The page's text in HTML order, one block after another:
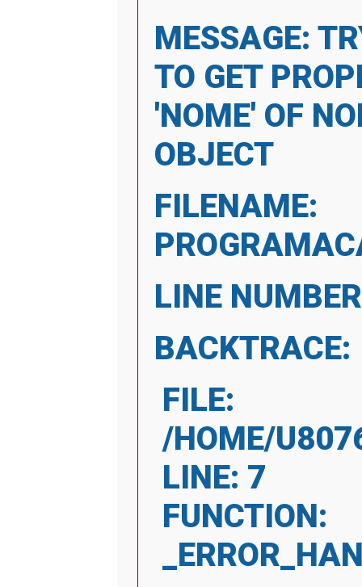
MESSAGE:
TO GET
'NOME' OF
OBJECT
FILENAME:
LINE
BACKTRACE:
FILE:
/HOME/
LINE: 7
FUNCTION: